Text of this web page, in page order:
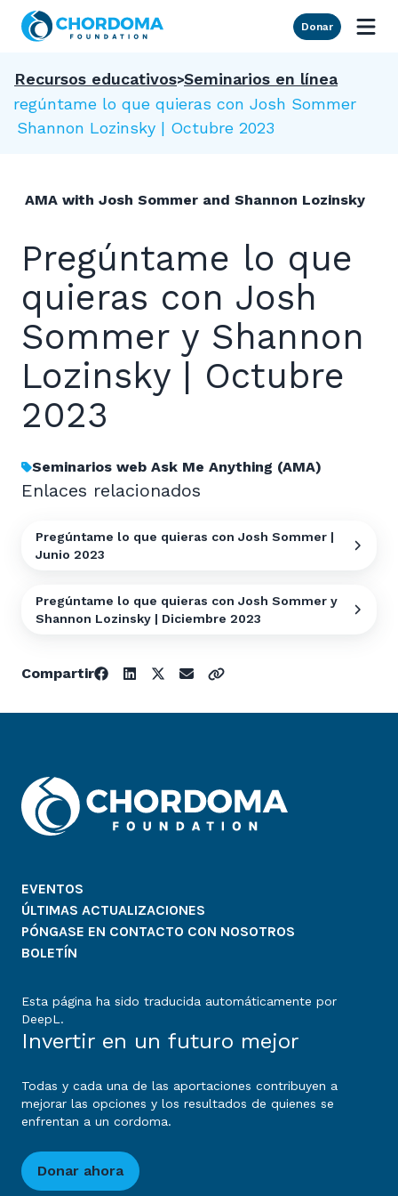
Skip to Main Content
Donar
Recursos educativos Seminarios en línea
Pregúntame lo que quieras con Josh Sommer
y Shannon Lozinsky | Octubre 2023
AMA with Josh Sommer and Shannon Lozinsky
Pregúntame lo que
quieras con Josh
Sommer y Shannon
Lozinsky | Octubre
2023
Seminarios web Ask Me Anything (AMA)
Enlaces relacionados
Pregúntame lo que quieras con Josh Sommer |
Junio 2023
Pregúntame lo que quieras con Josh Sommer y
Shannon Lozinsky | Diciembre 2023
Compartir
EVENTOS
ÚLTIMAS ACTUALIZACIONES
PÓNGASE EN CONTACTO CON NOSOTROS
BOLETÍN
Esta página ha sido traducida automáticamente por
DeepL.
Invertir en un futuro mejor
Todas y cada una de las aportaciones contribuyen a
mejorar las opciones y los resultados de quienes se
enfrentan a un cordoma.
Donar ahora